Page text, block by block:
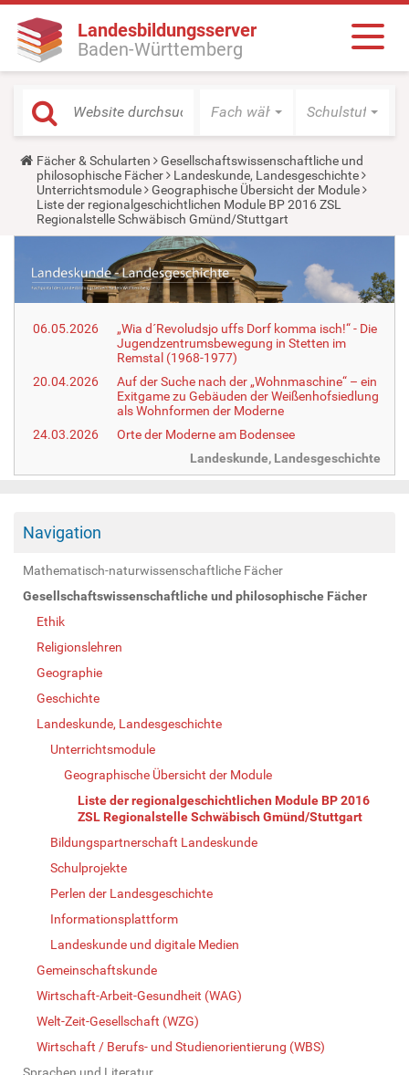
Landesbildungsserver
Baden-Württemberg
Fach wählen Schulstufe
Y
o
u
a
r
e
r
e
:
Fächer & Schularten
Gesellschaftswissenschaftliche und
philosophische Fächer
Landeskunde, Landesgeschichte
Unterrichtsmodule
Geographische Übersicht der Module
Liste der regionalgeschichtlichen Module BP 2016 ZSL
Regionalstelle Schwäbisch Gmünd/Stuttgart
06.05.2026
„Wia d´Revoludsjo uffs Dorf komma isch!“ - Die
Jugendzentrumsbewegung in Stetten im
Remstal (1968-1977)
20.04.2026
Auf der Suche nach der „Wohnmaschine“ – ein
Exitgame zu Gebäuden der Weißenhofsiedlung
als Wohnformen der Moderne
24.03.2026
Orte der Moderne am Bodensee
Landeskunde, Landesgeschichte
Navigation
Mathematisch-naturwissenschaftliche Fächer
Gesellschaftswissenschaftliche und philosophische Fächer
Ethik
Religionslehren
Geographie
Geschichte
Landeskunde, Landesgeschichte
Unterrichtsmodule
Geographische Übersicht der Module
Liste der regionalgeschichtlichen Module BP 2016
ZSL Regionalstelle Schwäbisch Gmünd/Stuttgart
Bildungspartnerschaft Landeskunde
Schulprojekte
Perlen der Landesgeschichte
Informationsplattform
Landeskunde und digitale Medien
Gemeinschaftskunde
Wirtschaft-Arbeit-Gesundheit (WAG)
Welt-Zeit-Gesellschaft (WZG)
Wirtschaft / Berufs- und Studienorientierung (WBS)